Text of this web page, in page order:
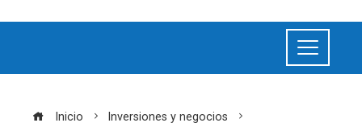
Inicio
Inversiones y negocios